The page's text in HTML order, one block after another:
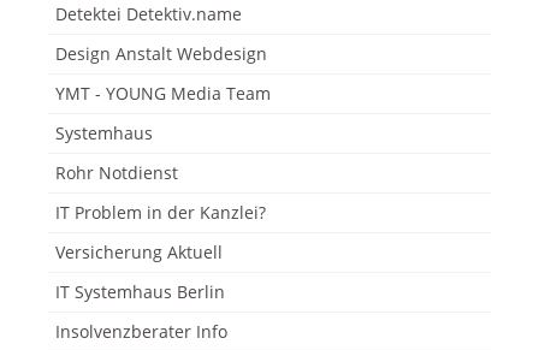
Detektei Detektiv.name
Design Anstalt Webdesign
YMT - YOUNG Media Team
Systemhaus
Rohr Notdienst
IT Problem in der Kanzlei?
Versicherung Aktuell
IT Systemhaus Berlin
Insolvenzberater Info